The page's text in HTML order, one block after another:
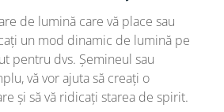
de lumină care vă place sau
un mod dinamic de lumină pe
pentru dvs. Șemineul sau
vă vor ajuta să creați o
și să vă ridicați starea de spirit.